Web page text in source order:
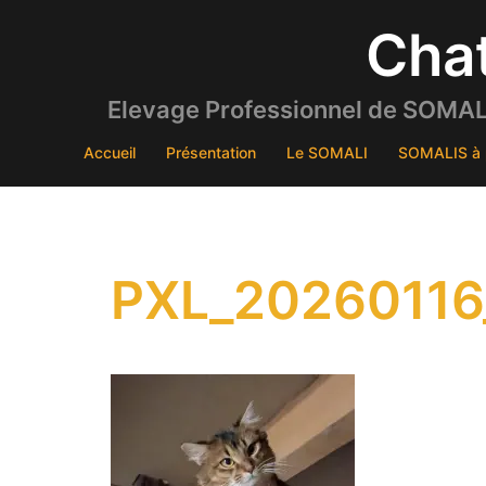
Elevage Professionnel de
Accueil Présentation Le SOMALI SOMALIS à